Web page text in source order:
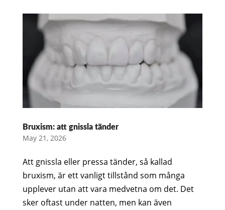
Bruxism: att gnissla tänder
May 21, 2026
Att gnissla eller pressa tänder, så kallad
bruxism, är ett vanligt tillstånd som många
upplever utan att vara medvetna om det. Det
sker oftast under natten, men kan även